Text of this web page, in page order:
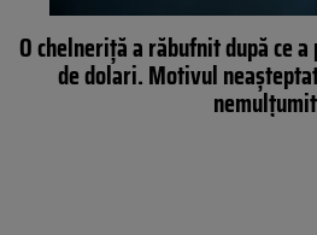
O chelneriță a răbufnit după ce
de dolari. Motivul